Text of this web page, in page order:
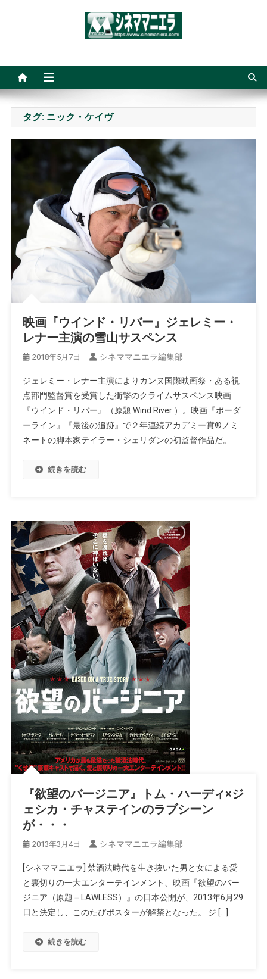
タグ: ニック・ケイヴ
映画『ウインド・リバー』ジェレミー・
レナー主演の雪山サスペンス
2018年5月7日 シネママニエラ編集部
ジェレミー・レナー主演によりカンヌ国際映画祭・ある視
点部門監督賞を受賞した衝撃のクライムサスペンス映画
『ウインド・リバー』（原題 Wind River ）。映画『ボーダ
ーライン』『最後の追跡』で２年連続アカデミー賞®ノミ
ネートの脚本家テイラー・シェリダンの初監督作品だ。
続きを読む
『欲望のバージニア』トム・ハーディ×ジ
ェシカ・チャステインのラブシーン
が・・・
2013年3月4日 シネママニエラ編集部
[シネママニエラ] 禁酒法時代を生き抜いた男と女による愛
と裏切りの一大エンターテインメント、映画『欲望のバー
ジニア（原題＝LAWLESS）』の日本公開が、2013年6月29
日と決定し、このたびポスターが解禁となった。 ジ […]
続きを読む